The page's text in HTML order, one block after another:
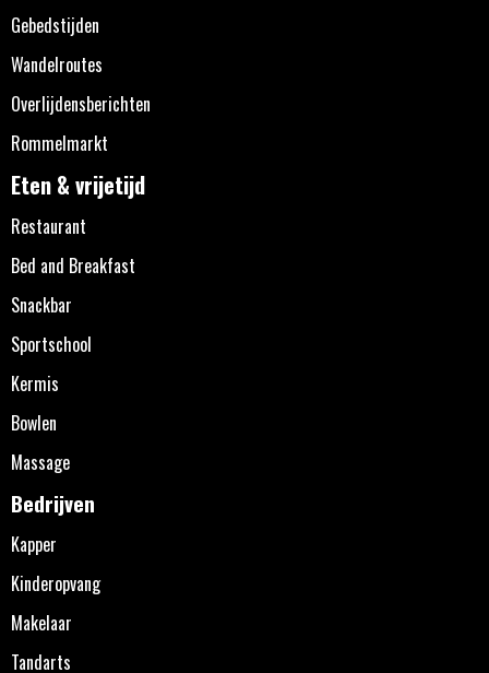
Gebedstijden
Wandelroutes
Overlijdensberichten
Rommelmarkt
Eten & vrijetijd
Restaurant
Bed and Breakfast
Snackbar
Sportschool
Kermis
Bowlen
Massage
Bedrijven
Kapper
Kinderopvang
Makelaar
Tandarts